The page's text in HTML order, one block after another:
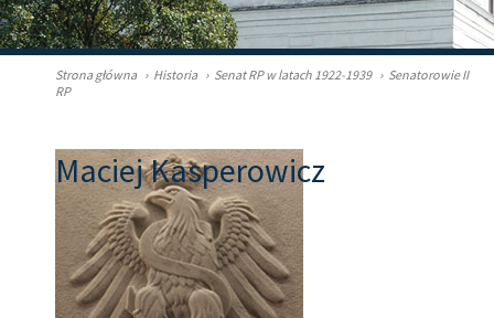
Strona główna › Historia › Senat RP w latach 1922-1939 › Senatorowie II
RP
Maciej Kasperowicz